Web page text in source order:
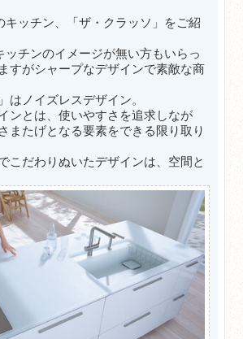
ッチン、「ザ・クラッソ」をご紹
ッチンのイメージが無い方もいらっ
すがシャープなデザインで素敵な商
はノイズレスデザイン。
ンとは、使いやすさを追求しなが
またげとなる要素をできる限り取り
こだわりぬいたデザインは、空間と